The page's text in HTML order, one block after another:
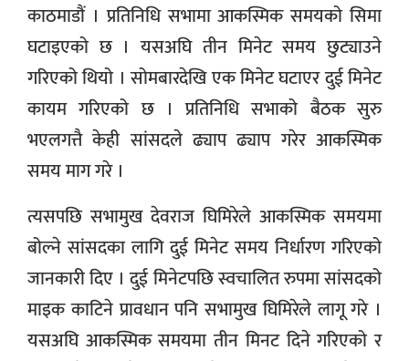
काठमाडौं । प्रतिनिधि सभामा आकस्मिक समयको सिमा
घटाइएको छ । यसअघि तीन मिनेट समय छुट्याउने
गरिएको थियो । सोमबारदेखि एक मिनेट घटाएर दुई मिनेट
कायम गरिएको छ । प्रतिनिधि सभाको बैठक सुरु
भएलगत्तै केही सांसदले ढ्याप ढ्याप गरेर आकस्मिक
समय माग गरे ।
त्यसपछि सभामुख देवराज घिमिरेले आकस्मिक समयमा
बोल्ने सांसदका लागि दुई मिनेट समय निर्धारण गरिएको
जानकारी दिए । दुई मिनेटपछि स्वचालित रुपमा सांसदको
माइक काटिने प्रावधान पनि सभामुख घिमिरेले लागू गरे ।
यसअघि आकस्मिक समयमा तीन मिनट दिने गरिएको र